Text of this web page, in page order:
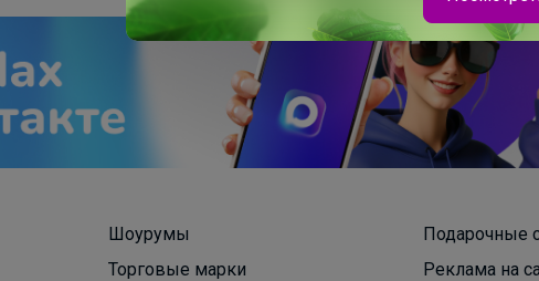
Шоурумы
Торговые марки
Подарочные
Реклама на